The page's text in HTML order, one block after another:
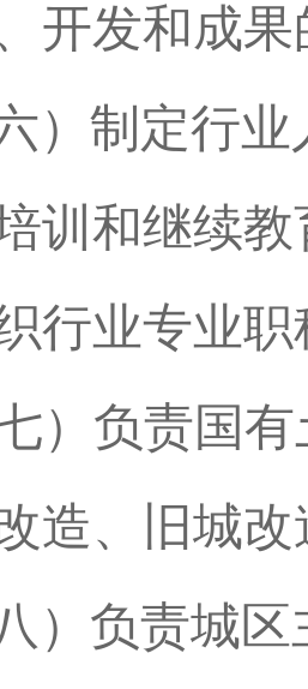
开发和成
六）制定行
训和继续
行业专业
七）负责国
造、旧城
八）负责城